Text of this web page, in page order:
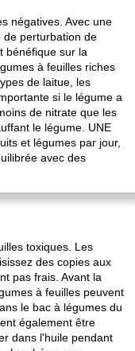
négatives. Avec une
de perturbation de
bénéfique sur la
à feuilles riches
de laitue, les
si le légume a
de nitrate que les
le légume. UNE
et légumes par jour,
avec des
toxiques. Les
des copies aux
pas frais. Avant la
à feuilles peuvent
le bac à légumes du
également être
dans l'huile pendant